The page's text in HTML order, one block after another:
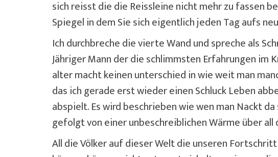
sich reisst die die Reissleine nicht mehr zu fassen
Spiegel in dem Sie sich eigentlich jeden Tag aufs
Ich durchbreche die vierte Wand und spreche als
Jähriger Mann der die schlimmsten Erfahrungen im
alter macht keinen unterschied in wie weit man
das ich gerade erst wieder einen Schluck Leben
abspielt. Es wird beschrieben wie wen man Nackt
gefolgt von einer unbeschreiblichen Wärme über
All die Völker auf dieser Welt die unseren